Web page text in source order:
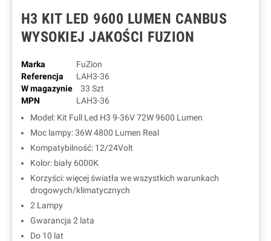
H3 KIT LED 9600 LUMEN CANBUS
WYSOKIEJ JAKOŚCI FUZION
Marka
FuZion
Referencja
LAH3-36
W magazynie
33 Szt
MPN
LAH3-36
Model: Kit Full Led H3 9-36V 72W 9600 Lumen
Moc lampy: 36W 4800 Lumen Real
Kompatybilność: 12/24Volt
Kolor: biały 6000K
Korzyści: więcej światła we wszystkich warunkach
drogowych/klimatycznych
2 Lampy
Gwarancja 2 lata
Do 10 lat